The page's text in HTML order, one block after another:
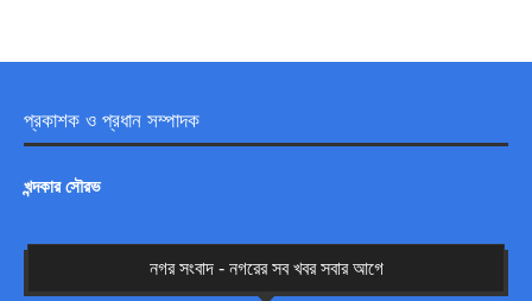
প্রকাশক ও প্রধান সম্পাদক
খন্দকার সৌরভ
নগর সংবাদ - নগরের সব খবর সবার আগে